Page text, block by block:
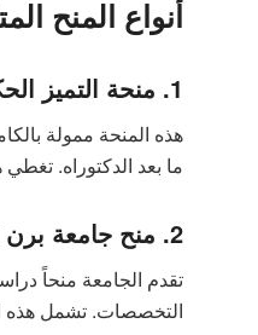
أنواع المنح
1. منحة التميز الحكومية السويسرية
هذه المنحة ممولة
ما بعد الدكتوراه.
2. منح جامعة برن الخاصة
تقدم الجامعة منحاً
التخصصات. تشمل هذه